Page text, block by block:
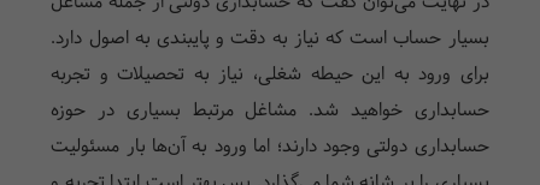
بسیار حساب است که نیاز به دقت و پایبندی به اصول دارد.
برای ورود به این حیطه شغلی، نیاز به تحصیلات و تجربه
حسابداری خواهید شد. مشاغل مرتبط بسیاری در حوزه
حسابداری دولتی وجود دارند؛ اما ورود به آن‌ها بار مسئولیت